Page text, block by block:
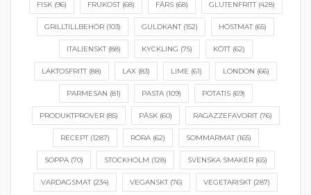
FISK(96) FRUKOST(68) FÄRS(68) GLUTENFRITT(428)
GRILLTILLBEHÖR (103) GULDKANT(152) HÖSTMAT(65)
ITALIENSKT(88) KYCKLING (75) KÖTT(62)
LAKTOSFRITT(88) LAX (83) LIME (61) LONDON (66)
PARMESAN (81) PASTA(109) POTATIS(69)
PRODUKTPROVER(85) PÅSK(60) RAGAZZEFAVORIT(76)
RECEPT(1287) RÖRA(62) SOMMARMAT(165)
SOPPA(70) STOCKHOLM (128) SVENSKA SMAKER(65)
VARDAGSMAT(234) VEGANSKT(76) VEGETARISKT(287)